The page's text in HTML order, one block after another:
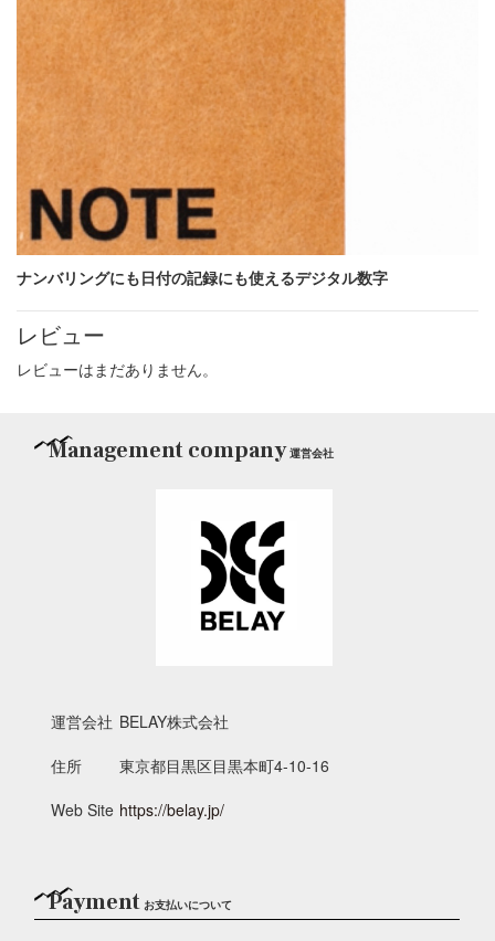
ナンバリングにも日付の記録にも使えるデジタル数字
レビュー
レビューはまだありません。
Management company運営会社
運営会社 BELAY株式会社
住所
東京都目黒区目黒本町4-10-16
Web Site https://belay.jp/
Payment お支払いについて